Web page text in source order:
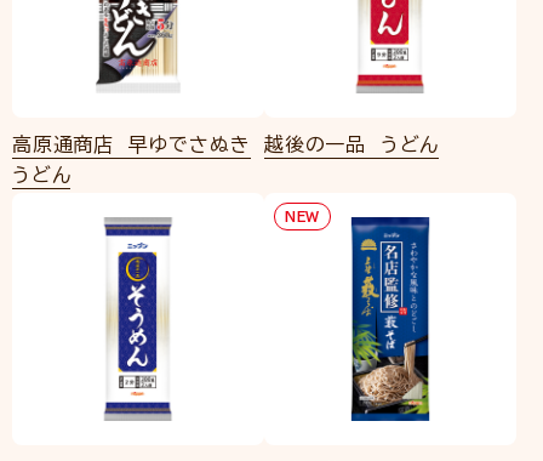
高原通商店 早ゆでさぬき
うどん
越後の一品 うどん
NEW